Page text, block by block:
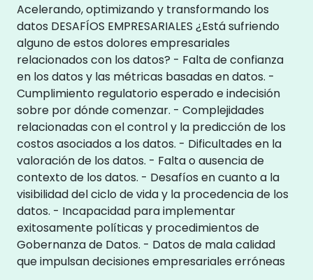
Acelerando, optimizando y transformando los
datos DESAFÍOS EMPRESARIALES ¿Está sufriendo
alguno de estos dolores empresariales
relacionados con los datos? - Falta de confianza
en los datos y las métricas basadas en datos. -
Cumplimiento regulatorio esperado e indecisión
sobre por dónde comenzar. - Complejidades
relacionadas con el control y la predicción de los
costos asociados a los datos. - Dificultades en la
valoración de los datos. - Falta o ausencia de
contexto de los datos. - Desafíos en cuanto a la
visibilidad del ciclo de vida y la procedencia de los
datos. - Incapacidad para implementar
exitosamente políticas y procedimientos de
Gobernanza de Datos. - Datos de mala calidad
que impulsan decisiones empresariales erróneas